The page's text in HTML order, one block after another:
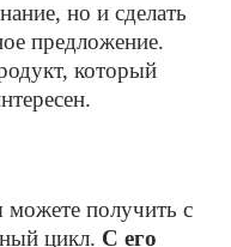
но и сделать
предложение.
который
получить с
цикл. С его